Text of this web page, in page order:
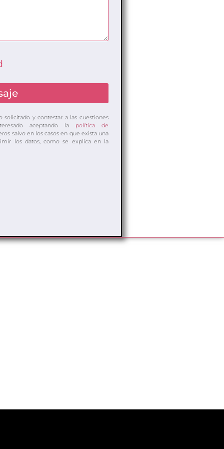
solicitado y contestar a las cuestiones
aceptando la
política de
salvo en los casos en que exista una
los datos, como se explica en la